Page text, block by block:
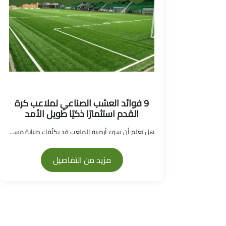
9 فوائد العشب الصناعي لملاعب كرة
القدم استثمارًا ذكيًا طويل الأمد
هل تعلم أن سوء أرضية الملعب قد يكلّفك صيانة مستمرة...
مزيد من التفاصيل